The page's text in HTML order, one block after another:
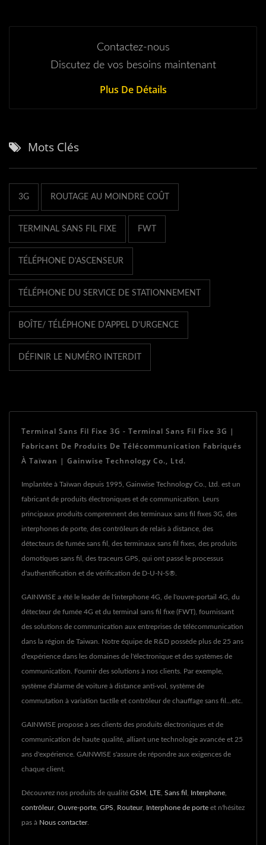
Contactez-nous
Discutez de vos besoins maintenant
Plus De Détails
Mots Clés
3G ROUTAGE AU MOINDRE COÛT
TERMINAL SANS FIL FIXE FWT
TÉLÉPHONE D'ASCENSEUR
TÉLÉPHONE DU SERVICE DE STATIONNEMENT
BOÎTE/ TÉLÉPHONE D'APPEL D'URGENCE
DÉFINIR LE NUMÉRO INTERDIT
Terminal Sans Fil Fixe 3G - Terminal Sans Fil Fixe 3G |
Fabricant De Produits De Télécommunication Fabriqués
À Taïwan | Gainwise Technology Co., Ltd.
Implantée à Taïwan depuis 1995, Gainwise Technology Co., Ltd. est un
fabricant de produits électroniques et de communication. Leurs
principaux produits comprennent des terminaux sans fil fixes 3G, des
interphones de porte, des contrôleurs de relais à distance, des
détecteurs de fumée sans fil, des terminaux sans fil fixes, des produits
domotiques sans fil, des traceurs GPS, qui ont passé le processus
d'authentification et de vérification de D-U-N-S®.
GAINWISE a été le leader de l'interphone 4G, de l'ouvre-portail 4G, du
détecteur de fumée 4G et du terminal sans fil fixe (FWT), fournissant
des solutions de communication aux entreprises de télécommunication
dans la région de Taiwan. Notre équipe de R&D possède plus de 25 ans
d'expérience dans les domaines de l'électronique et des systèmes de
communication. Fournir des solutions à nos clients. Par exemple,
système d'alarme de voiture à distance anti-vol, système de
commutation à variation tactile et contrôleur de chauffage sans fil...etc.
GAINWISE propose à ses clients des produits électroniques et de
communication de haute qualité, alliant une technologie avancée et 25
ans d'expérience. GAINWISE s'assure de répondre aux exigences de
chaque client.
Découvrez nos produits de qualité GSM LTE Sans fil Interphone
contrôleur, Ouvre-porte GPS Routeur, Interphone de porte et n'hésitez
pas à Nous contacter.